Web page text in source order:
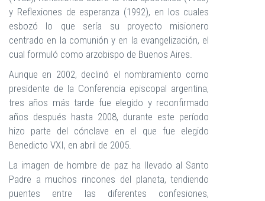
y Reflexiones de esperanza (1992), en los cuales
esbozó lo que sería su proyecto misionero
centrado en la comunión y en la evangelización, el
cual formuló como arzobispo de Buenos Aires.
Aunque en 2002, declinó el nombramiento como
presidente de la Conferencia episcopal argentina,
tres años más tarde fue elegido y reconfirmado
años después hasta 2008, durante este período
hizo parte del cónclave en el que fue elegido
Benedicto VXI, en abril de 2005.
La imagen de hombre de paz ha llevado al Santo
Padre a muchos rincones del planeta, tendiendo
puentes entre las diferentes confesiones,